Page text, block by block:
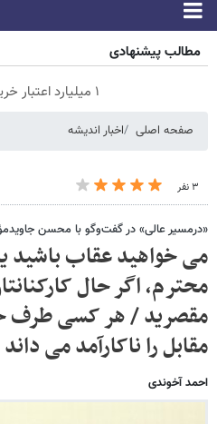
مطالب پیشنهادی
۱ میلیارد اعتبار خرید طلا | بدون ضامن و چک
صفحه اصلی اخبار اندیشه
۳ نفر
«درمسیر عالی» در گفت‌وگو با محسن
می خواهید عقاب باشید
محترم، اگر حال
مقصرید / هر کسی طرف
مقابل را ناکارآمد می داند
احمد آخوندی